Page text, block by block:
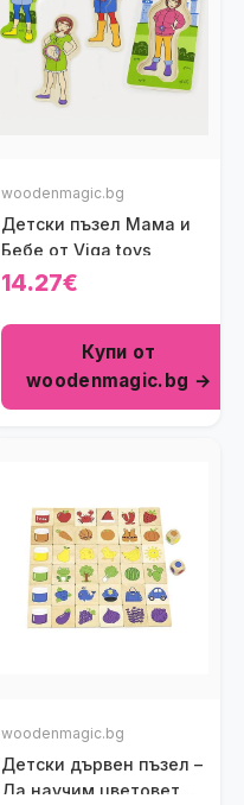
woodenmagic.bg
Детски пъзел Мама и
Бебе от Viga toys
14.27€
Купи от
woodenmagic.bg →
woodenmagic.bg
Детски дървен пъзел –
Да научим цветовете